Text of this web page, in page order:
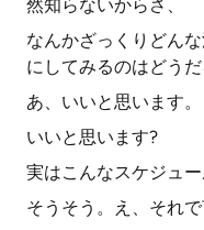
然知らないからさ、
なんかざっくりどん
にしてみるのはどうだ
あ、いいと思います。
いいと思います?
実はこんなスケジュー
そうそう。え、それ